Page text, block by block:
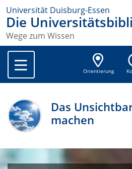
Universität Duisburg-Essen
Die
Wege zum Wissen
Orientierung
Das
machen